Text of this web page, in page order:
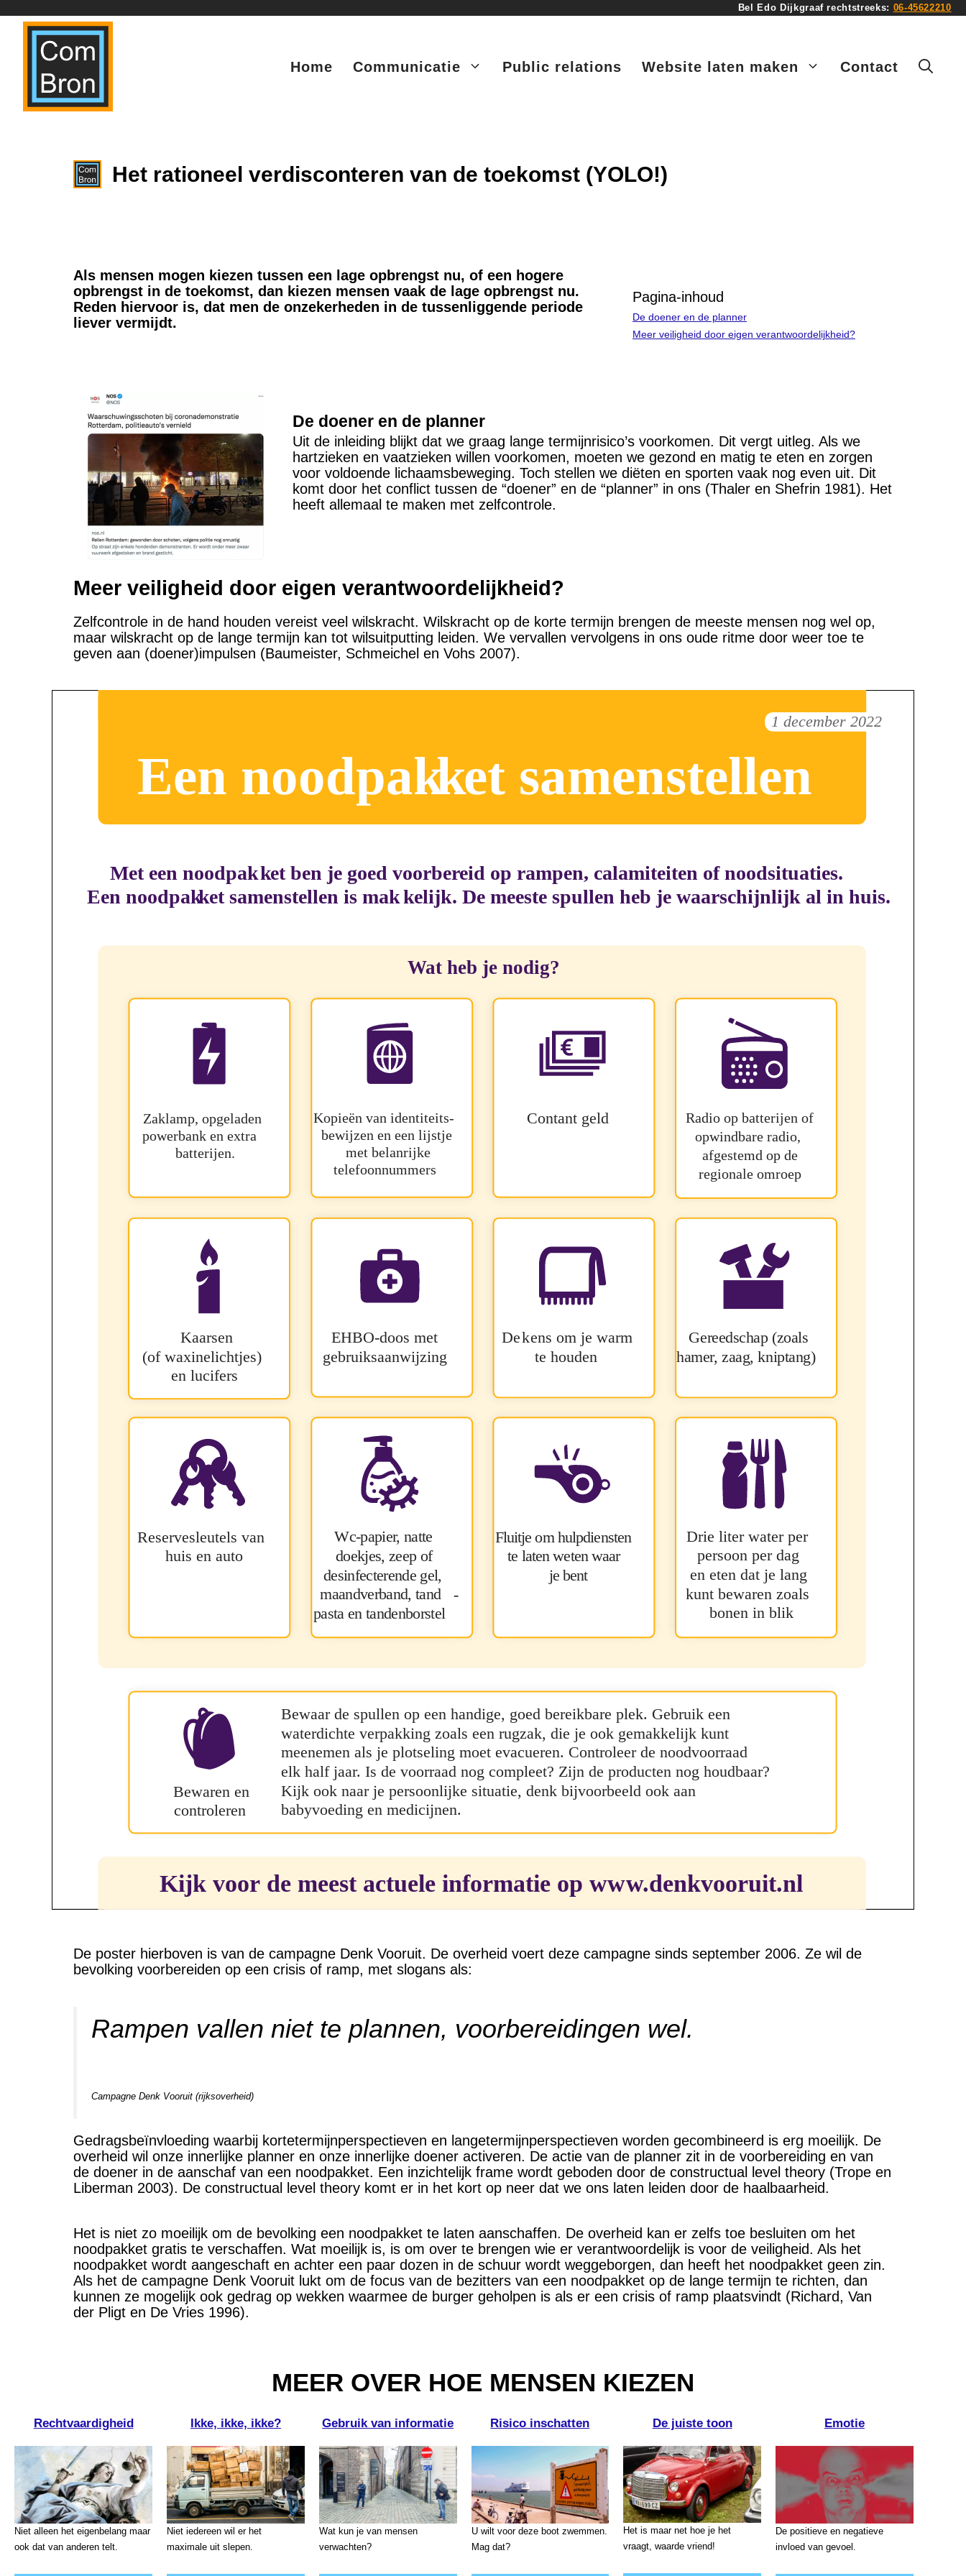
naar
inhoud
Bel Edo Dijkgraaf rechtstreeks: 06-45622210
Home Communicatie Public relations Website laten maken Contact
Het rationeel verdisconteren van de toekomst (YOLO!)
Als mensen mogen kiezen tussen een lage opbrengst nu, of een hogere
opbrengst in de toekomst, dan kiezen mensen vaak de lage opbrengst nu.
Reden hiervoor is, dat men de onzekerheden in de tussenliggende periode
liever vermijdt.
Pagina-inhoud
De doener en de planner
Meer veiligheid door eigen verantwoordelijkheid?
De doener en de planner
Uit de inleiding blijkt dat we graag lange termijnrisico’s voorkomen. Dit vergt uitleg. Als we
hartzieken en vaatzieken willen voorkomen, moeten we gezond en matig te eten en zorgen
voor voldoende lichaamsbeweging. Toch stellen we diëten en sporten vaak nog even uit. Dit
komt door het conflict tussen de “doener” en de “planner” in ons (Thaler en Shefrin 1981). Het
heeft allemaal te maken met zelfcontrole.
Meer veiligheid door eigen verantwoordelijkheid?
Zelfcontrole in de hand houden vereist veel wilskracht. Wilskracht op de korte termijn brengen de meeste mensen nog wel op,
maar wilskracht op de lange termijn kan tot wilsuitputting leiden. We vervallen vervolgens in ons oude ritme door weer toe te
geven aan (doener)impulsen (Baumeister, Schmeichel en Vohs 2007).
De poster hierboven is van de campagne Denk Vooruit. De overheid voert deze campagne sinds september 2006. Ze wil de
bevolking voorbereiden op een crisis of ramp, met slogans als:
Rampen vallen niet te plannen, voorbereidingen wel.
Campagne Denk Vooruit (rijksoverheid)
Gedragsbeïnvloeding waarbij kortetermijnperspectieven en langetermijnperspectieven worden gecombineerd is erg moeilijk. De
overheid wil onze innerlijke planner en onze innerlijke doener activeren. De actie van de planner zit in de voorbereiding en van
de doener in de aanschaf van een noodpakket. Een inzichtelijk frame wordt geboden door de constructual level theory (Trope en
Liberman 2003). De constructual level theory komt er in het kort op neer dat we ons laten leiden door de haalbaarheid.
Het is niet zo moeilijk om de bevolking een noodpakket te laten aanschaffen. De overheid kan er zelfs toe besluiten om het
noodpakket gratis te verschaffen. Wat moeilijk is, is om over te brengen wie er verantwoordelijk is voor de veiligheid. Als het
noodpakket wordt aangeschaft en achter een paar dozen in de schuur wordt weggeborgen, dan heeft het noodpakket geen zin.
Als het de campagne Denk Vooruit lukt om de focus van de bezitters van een noodpakket op de lange termijn te richten, dan
kunnen ze mogelijk ook gedrag op wekken waarmee de burger geholpen is als er een crisis of ramp plaatsvindt (Richard, Van
der Pligt en De Vries 1996).
MEER OVER HOE MENSEN KIEZEN
Rechtvaardigheid
Niet alleen het eigenbelang maar
ook dat van anderen telt.
Ikke, ikke, ikke?
Niet iedereen wil er het
maximale uit slepen.
Gebruik van informatie
Wat kun je van mensen
verwachten?
Risico inschatten
U wilt voor deze boot zwemmen.
Mag dat?
De juiste toon
Het is maar net hoe je het
vraagt, waarde vriend!
Emotie
De positieve en negatieve
invloed van gevoel.